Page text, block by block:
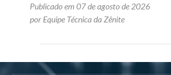
Publicado em 07 de agosto de 2026
por Equipe Técnica da Zênite